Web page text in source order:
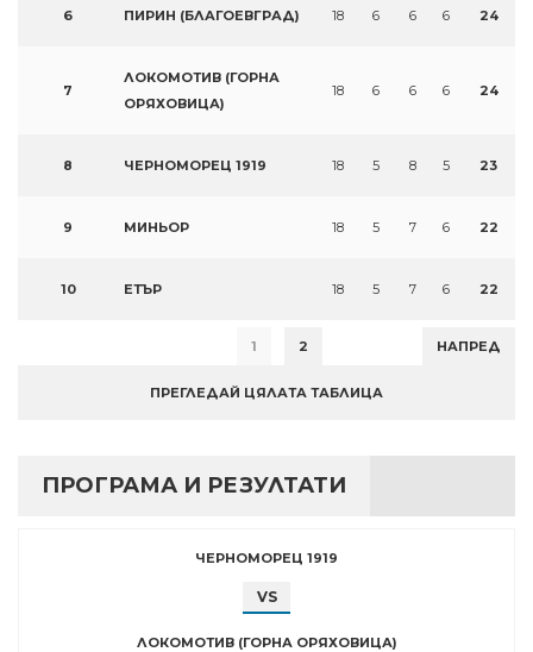
6 ПИРИН (БЛАГОЕВГРАД) 18 6 6 6 24
7
ЛОКОМОТИВ (ГОРНА
ОРЯХОВИЦА)
18 6 6 6 24
8 ЧЕРНОМОРЕЦ 1919 18 5 8 5 23
9 МИНЬОР 18 5 7 6 22
10 ЕТЪР 18 5 7 6 22
1 2 НАПРЕД
ПРЕГЛЕДАЙ ЦЯЛАТА ТАБЛИЦА
ПРОГРАМА И РЕЗУЛТАТИ
ЧЕРНОМОРЕЦ 1919
VS
ЛОКОМОТИВ (ГОРНА ОРЯХОВИЦА)